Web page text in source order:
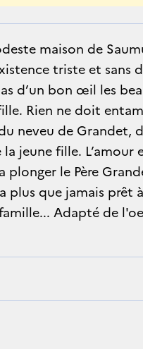
maison de
triste et sans
d’un bon œil les
Rien ne doit
neveu de Grandet,
jeune fille. L’amour
plonger le Père
plus que jamais prêt
Adapté de